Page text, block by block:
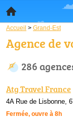
Accueil > Grand-Est
Agence de
286
Atg Travel France
4A Rue de Lisbonne,
Fermée, ouvre à 8h